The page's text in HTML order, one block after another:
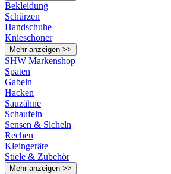
Bekleidung
Schürzen
Handschuhe
Knieschoner
Mehr anzeigen >>
SHW Markenshop
Spaten
Gabeln
Hacken
Sauzähne
Schaufeln
Sensen & Sicheln
Rechen
Kleingeräte
Stiele & Zubehör
Mehr anzeigen >>